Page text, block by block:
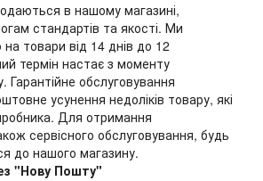
в нашому магазині,
стандартів та якості. Ми
товари від 14 днів до 12
термін настає з моменту
Гарантійне обслуговування
усунення недоліків товару, які
Для отримання
сервісного обслуговування, будь
до нашого магазину.
"Нову Пошту"